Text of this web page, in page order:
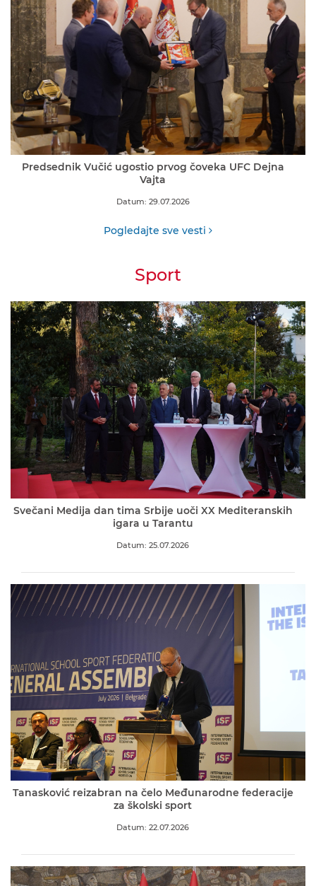
Predsednik Vučić ugostio prvog čoveka UFC Dejna
Vajta
Datum: 29.07.2026
Pogledajte sve vesti
Sport
Svečani Medija dan tima Srbije uoči XX Mediteranskih
igara u Tarantu
Datum: 25.07.2026
Tanasković reizabran na čelo Međunarodne federacije
za školski sport
Datum: 22.07.2026